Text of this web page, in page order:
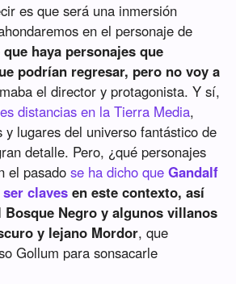
es que será una inmersión
en el personaje de
haya personajes que
podrían regresar, pero no voy a
el director y protagonista. Y sí,
distancias en la Tierra Media,
y lugares del universo fantástico de
detalle. Pero, ¿qué personajes
el pasadose ha dicho queGandalf
claves en este contexto, así
Negro y algunos villanos
y lejano Mordor, que
Gollum para sonsacarle